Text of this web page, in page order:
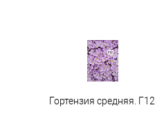
Гортензия средняя. Г12.